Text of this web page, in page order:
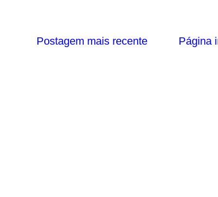
Postagem mais recente Página